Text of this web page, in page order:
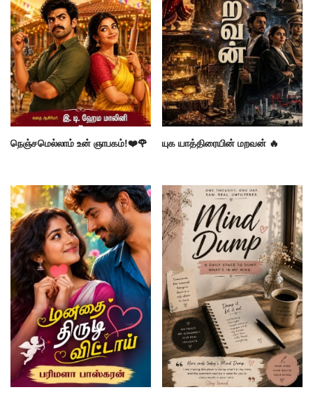
நெஞ்சமெல்லாம் உன் ஞாபகம்!❤️🌹 யுக யாத்திரையின் மறவன் 🔥